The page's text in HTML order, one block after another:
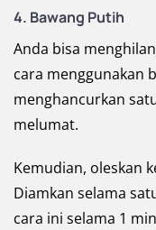
4. Bawang Putih
Anda bisa
cara menggunakan
menghancurkan
melumat.
Kemudian, oleskan
Diamkan selama
cara ini selama 1